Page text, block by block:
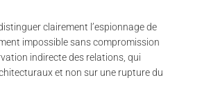
clairement l’espionnage de
impossible sans compromission
indirecte des relations, qui
et non sur une rupture du